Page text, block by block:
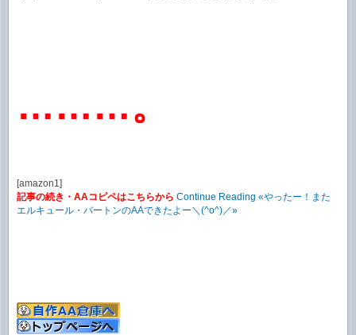
………。
[amazon1]
記事の続き・AAコピペはこちらから Continue Reading «やったー！また
エルキュール・バートンのAAできたよー＼(^o^)／»